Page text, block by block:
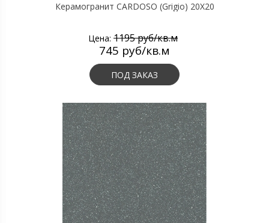
Керамогранит CARDOSO (Grigio) 20X20
Цена: 1195 руб/кв.м
745 руб/кв.м
ПОД ЗАКАЗ